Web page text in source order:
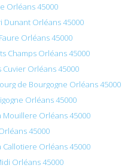
Orléans 45000
Dunant Orléans 45000
Orléans 45000
Champs Orléans 45000
Orléans 45000
de Bourgogne Orléans 45000
Orléans 45000
Orléans 45000
45000
Orléans 45000
Orléans 45000